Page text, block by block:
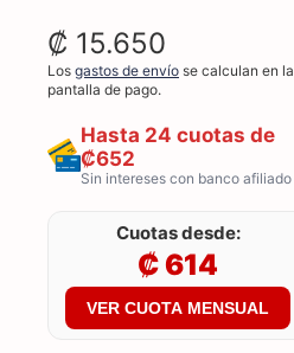
₡ 15.650
Los gastos de envío se calculan en la
pantalla de pago.
Hasta 24 cuotas de
₡652
Sin intereses con banco afiliado
Cuotas desde:
₡ 614
VER CUOTA MENSUAL